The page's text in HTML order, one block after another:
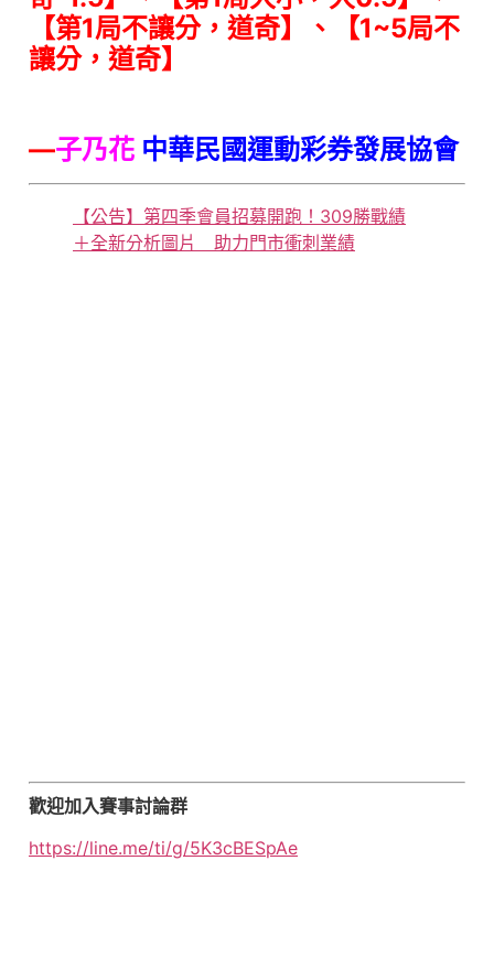
【第1局不讓分，道奇】、 【1~5局不
讓分，道奇】
—子乃花 中華民國運動彩券發展協會
【公告】第四季會員招募開跑！309勝戰績
＋全新分析圖片 助力門市衝刺業績
歡迎加入賽事討論群
https://line.me/ti/g/5K3cBESpAe